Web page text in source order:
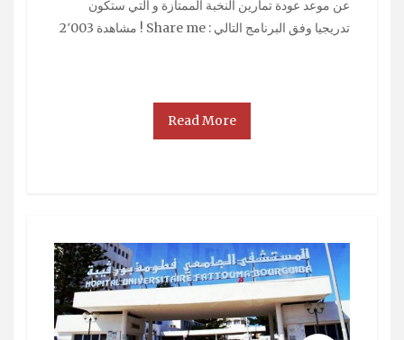
عن موعد عودة تمارين النخبة الممتازة و التي ستكون
تدريجيا وفق البرنامج التالي : Share me ! مشاهدة 2٬003
Read More